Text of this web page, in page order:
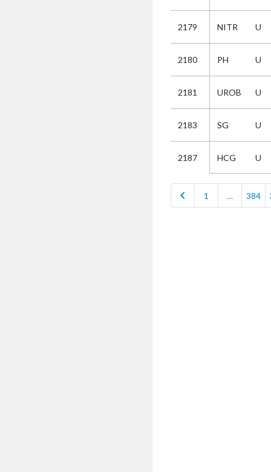
2179 NITR U
2180 PH U
2181 UROB U
2183 SG U
2187 HCG U
chevron_left 1 … 384